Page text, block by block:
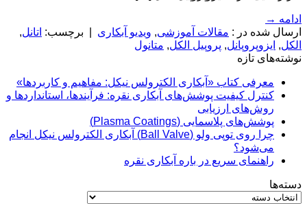
ادامه →
ارسال شده در : مقالات آموزشی, ویدیو آبکاری برچسب: اتانل,
الکل, ایزوپروپانل, پروپیل الکل, متانول
نوشته‌های تازه
معرفی کتاب «آبکاری الکترولس نیکل: مفاهیم و کاربردها»
کنترل کیفیت پوشش‌های آبکاری نقره: فرآیندها، استانداردها و
روش‌های ارزیابی
پوشش‌های پلاسمایی (Plasma Coatings)
چرا روی توپی‌ ولو (Ball Valve) آبکاری الکترولس نیکل انجام
می‌شود؟
راهنمای سریع در باره آبکاری نقره
دسته‌ها
دسته‌ها